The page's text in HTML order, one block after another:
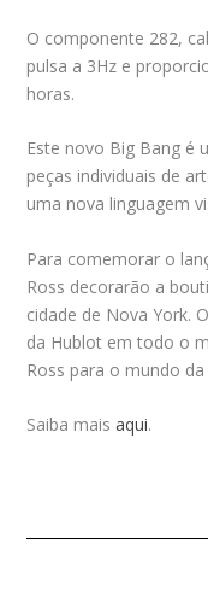
O componente 282,
pulsa a 3Hz e
horas.
Este novo Big Bang é
peças individuais de
uma nova linguagem
Para comemorar o
Ross decorarão a
cidade de Nova York.
da Hublot em todo o
Ross para o mundo
Saiba maisaqui.